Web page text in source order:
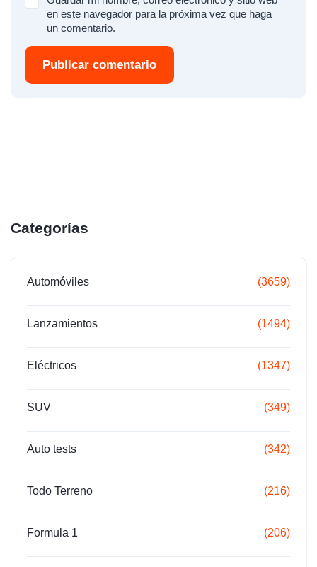
en este navegador para la próxima vez que haga
un comentario.
Publicar comentario
Categorías
Automóviles (3659)
Lanzamientos (1494)
Eléctricos (1347)
SUV (349)
Auto tests (342)
Todo Terreno (216)
Formula 1 (206)